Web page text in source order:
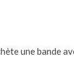
une bande